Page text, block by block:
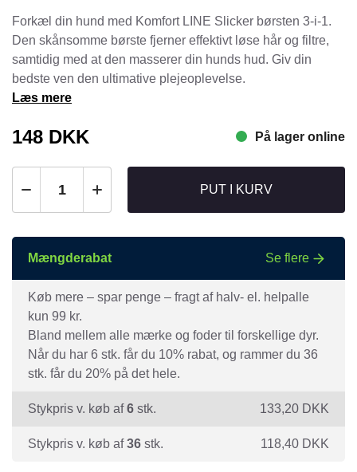
Forkæl din hund med Komfort LINE Slicker børsten 3-i-1.
Den skånsomme børste fjerner effektivt løse hår og filtre,
samtidig med at den masserer din hunds hud. Giv din
bedste ven den ultimative plejeoplevelse.
Læs mere
148 DKK På lager online
PUT I KURV
Mængderabat Se flere
Køb mere – spar penge – fragt af halv- el. helpalle
kun 99 kr.
Bland mellem alle mærke og foder til forskellige dyr.
Når du har 6 stk. får du 10% rabat, og rammer du 36
stk. får du 20% på det hele.
Stykpris v. køb af6 stk. 133,20 DKK
Stykpris v. køb af36 stk. 118,40 DKK